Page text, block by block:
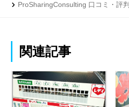
ProSharingConsulting 口コミ・評判
関連記事